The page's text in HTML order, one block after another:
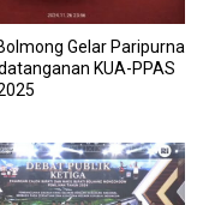
Gelar Paripurna
KUA-PPAS